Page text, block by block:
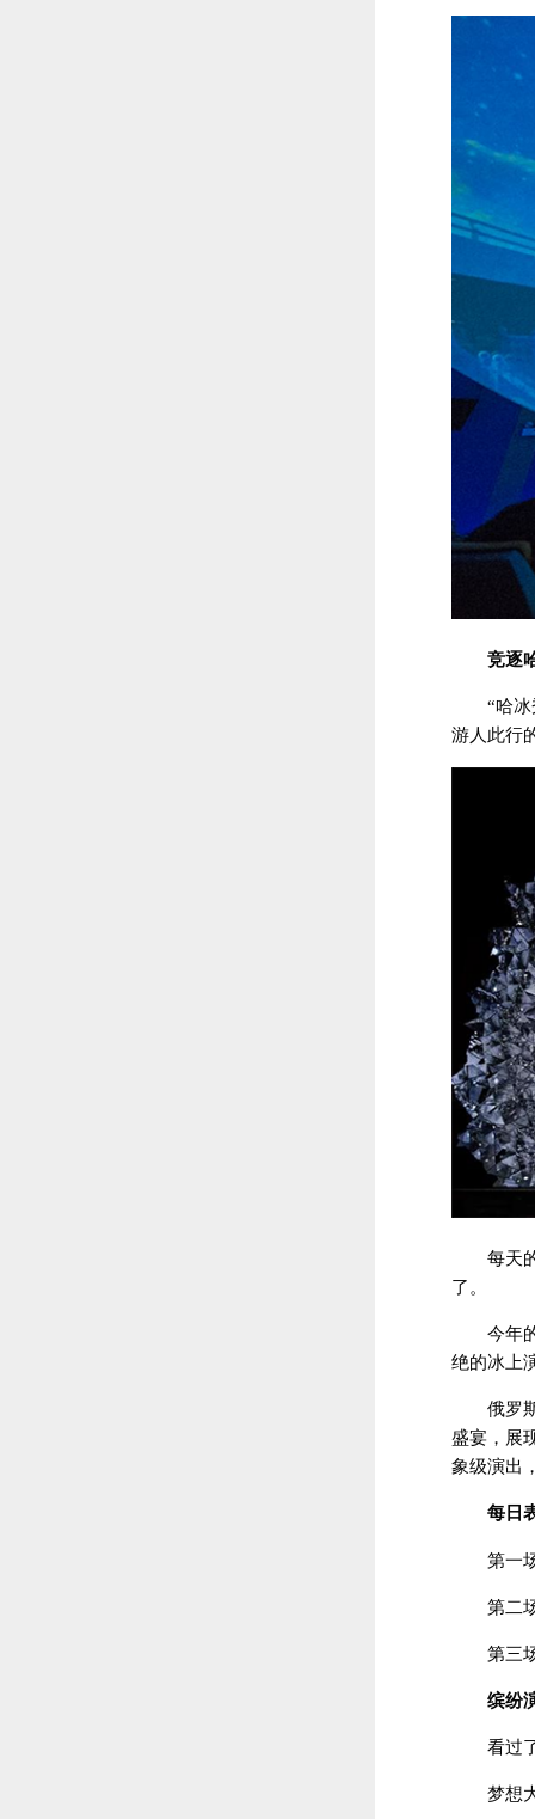
竞逐
“哈
游人此行
每天
了。
今年
绝的冰上
俄罗
盛宴，展
象级演出
每日
第一
第二
第三
缤纷
看过
梦想